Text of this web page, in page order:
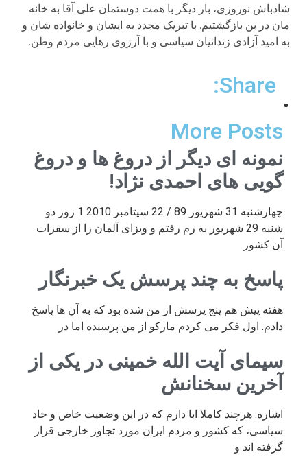
شادباش نوروزی، بار دیگر با همت دوستمان علی آقا به خانه
مان در بن بازگشتیم. با تبریک مجدد به ایشان و خانواده شان و
به امید آزادی زندانیان سیاسی و با آرزوی رهایی مردم وطن.
Share:
More Posts
نمونه ای دیگر از دروغ ها و دروغ
گویی های احمدی نژاد!
چهارشنبه 31 شهریور 89 / 22 سپتامبر 2010 1 روز دو
شنبه 29 شهریور به رم رفتم و ویزای آلمان را از سفرات
آن کشور
پاسخ به چند پرسش یک خبرنگار
هفته پیش هم پنج پرسش از من شده بود که به آن ها پاسخ
دادم. اول فکر می کردم مارکو از من پرسیده اما در
سیمای آیت الله خمینی در یکی از
آخرین سخنانش
اشاره: هرچند کاملا ابا دارم که در این وضعیت خاص و حاد
سیاسی، که کشور و مردم ایران مورد تجاوز خارجی قرار
گرفته اند و